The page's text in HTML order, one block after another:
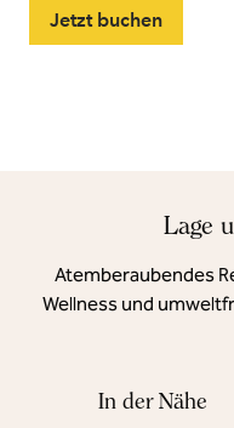
Jetzt buchen
Lage
Atemberaubendes
Wellness und
In der Nähe